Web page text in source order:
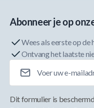
Abonneer je op
Wees als eerste op
Ontvang het laatste
Dit formulier is